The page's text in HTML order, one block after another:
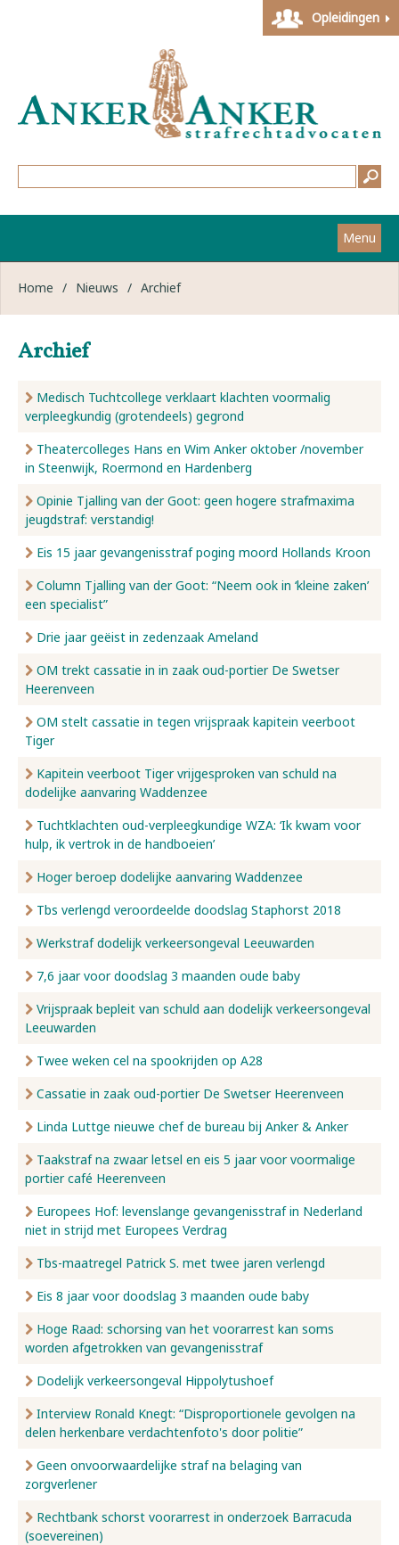
Opleidingen
Menu
Home
Strafzaken
Werkwijze
Nieuws
Over ons
Contact
Home / Nieuws / Archief
Archief
Medisch Tuchtcollege verklaart klachten voormalig
verpleegkundig (grotendeels) gegrond
Theatercolleges Hans en Wim Anker oktober /november
in Steenwijk, Roermond en Hardenberg
Opinie Tjalling van der Goot: geen hogere strafmaxima
jeugdstraf: verstandig!
Eis 15 jaar gevangenisstraf poging moord Hollands Kroon
Column Tjalling van der Goot: “Neem ook in ‘kleine zaken’
een specialist”
Drie jaar geëist in zedenzaak Ameland
OM trekt cassatie in in zaak oud-portier De Swetser
Heerenveen
OM stelt cassatie in tegen vrijspraak kapitein veerboot
Tiger
Kapitein veerboot Tiger vrijgesproken van schuld na
dodelijke aanvaring Waddenzee
Tuchtklachten oud-verpleegkundige WZA: ‘Ik kwam voor
hulp, ik vertrok in de handboeien’
Hoger beroep dodelijke aanvaring Waddenzee
Tbs verlengd veroordeelde doodslag Staphorst 2018
Werkstraf dodelijk verkeersongeval Leeuwarden
7,6 jaar voor doodslag 3 maanden oude baby
Vrijspraak bepleit van schuld aan dodelijk verkeersongeval
Leeuwarden
Twee weken cel na spookrijden op A28
Cassatie in zaak oud-portier De Swetser Heerenveen
Linda Luttge nieuwe chef de bureau bij Anker & Anker
Taakstraf na zwaar letsel en eis 5 jaar voor voormalige
portier café Heerenveen
Europees Hof: levenslange gevangenisstraf in Nederland
niet in strijd met Europees Verdrag
Tbs-maatregel Patrick S. met twee jaren verlengd
Eis 8 jaar voor doodslag 3 maanden oude baby
Hoge Raad: schorsing van het voorarrest kan soms
worden afgetrokken van gevangenisstraf
Dodelijk verkeersongeval Hippolytushoef
Interview Ronald Knegt: “Disproportionele gevolgen na
delen herkenbare verdachtenfoto's door politie”
Geen onvoorwaardelijke straf na belaging van
zorgverlener
Rechtbank schorst voorarrest in onderzoek Barracuda
(soevereinen)